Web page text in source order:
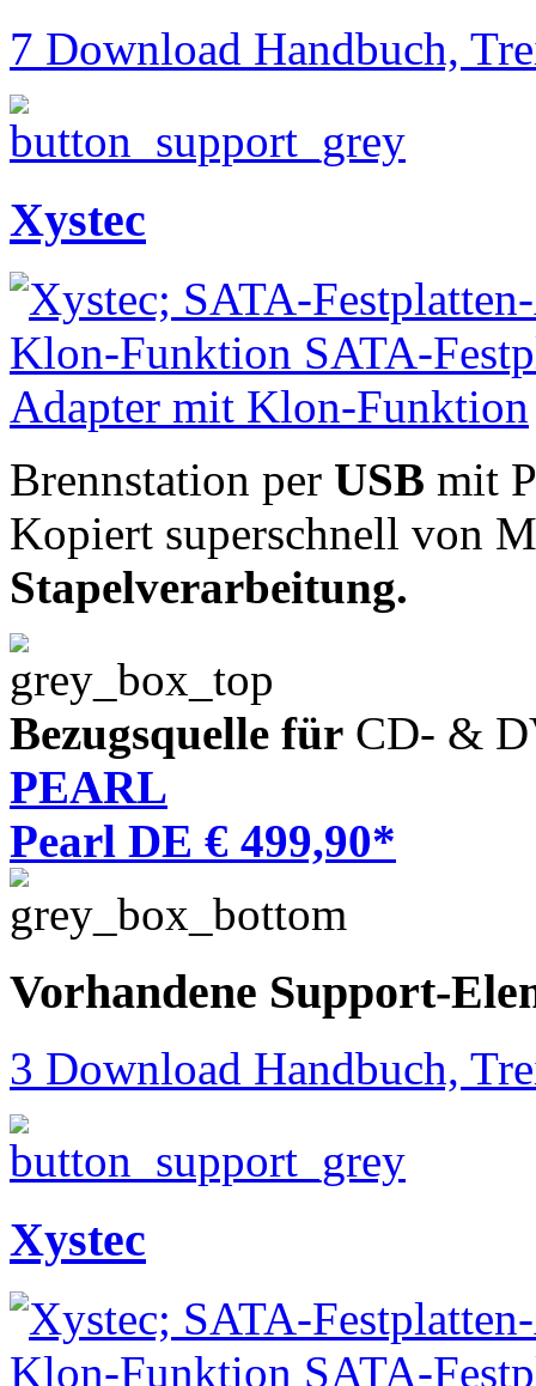
7 Download Handbuch,
Xystec
Brennstation per USB mit
Kopiert superschnell von
Stapelverarbeitung.
Bezugsquelle für CD- &
PEARL
Pearl DE € 499,90*
Vorhandene Support-
3 Download Handbuch,
Xystec